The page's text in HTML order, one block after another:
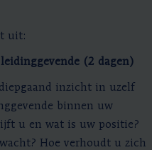
uit:
(2 dagen)
inzicht in uzelf
binnen uw
u en wat is uw positie?
Hoe verhoudt u zich